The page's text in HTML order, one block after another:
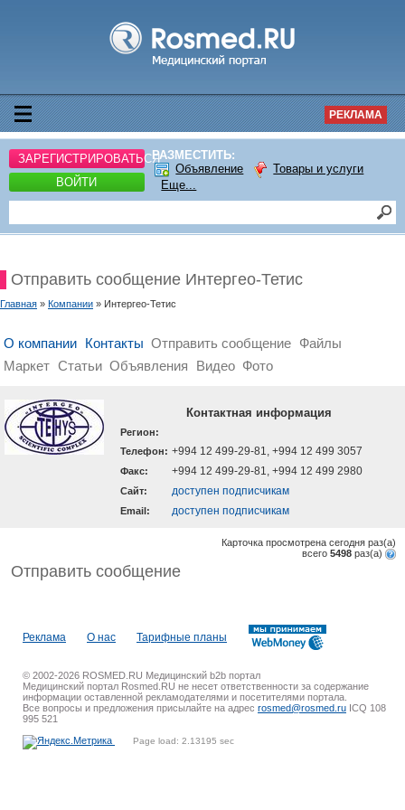
РЕКЛАМА
ЗАРЕГИСТРИРОВАТЬСЯ
ВОЙТИ
РАЗМЕСТИТЬ:
Объявление
Товары и услуги
Еще...
Отправить сообщение Интергео-Тетис
Главная » Компании » Интергео-Тетис
О компании Контакты Отправить сообщение Файлы
Маркет Статьи Объявления Видео Фото
Контактная информация
Регион:
Телефон: +994 12 499-29-81, +994 12 499 3057
Факс: +994 12 499-29-81, +994 12 499 2980
Cайт: доступен подписчикам
Email: доступен подписчикам
Карточка просмотрена сегодня раз(a)
всего 5498 раз(a)
Отправить сообщение
Реклама О нас Тарифные планы
© 2002-2026 ROSMED.RU Медицинский b2b портал
Медицинский портал Rosmed.RU не несет ответственности за содержание
информации оставленной рекламодателями и посетителями портала.
Все вопросы и предложения присылайте на адрес rosmed@rosmed.ru ICQ 108
995 521
Page load: 2.13195 sec